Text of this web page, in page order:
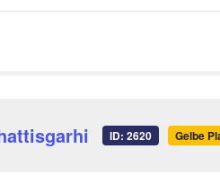
ID: 2620 Gelbe